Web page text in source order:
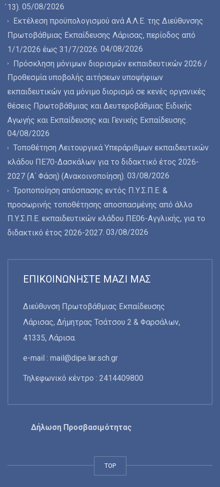
́13). 05/08/2026
Εκτέλεση προϋπολογισμού ανά Α.Λ.Ε. της Διεύθυνσης
Πρωτοβάθμιας Εκπαίδευσης Λάρισας, περίοδος από
1/1/2026 έως 31/7/2026. 04/08/2026
Πρόσκληση μόνιμων διορισμών εκπαιδευτικών 2026 /
Προθεσμία υποβολής αιτήσεων υποψήφιων
εκπαιδευτικών για μόνιμο διορισμό σε κενές οργανικές
θέσεις Πρωτοβάθμιας και Δευτεροβάθμιας Ειδικής
Αγωγής και Εκπαίδευσης και Γενικής Εκπαίδευσης.
04/08/2026
Τοποθέτηση Λειτουργικά Υπεράριθμων εκπαιδευτικών
κλάδου ΠΕ70-Δασκάλων για το διδακτικό έτος 2026-
2027 (Α΄ Φάση) (Ανακοινοποίηση). 03/08/2026
Τροποποίηση απόσπασης εντός Π.Υ.Σ.Π.Ε. &
προσωρινής τοποθέτησης αποσπασμένης από άλλο
Π.Υ.Σ.Π.Ε. εκπαιδευτικών κλάδου ΠΕ06-Αγγλικής, για το
διδακτικό έτος 2026-2027. 03/08/2026
ΕΠΙΚΟΙΝΩΝΉΣΤΕ ΜΑΖΊ ΜΑΣ
Διεύθυνση Πρωτοβάθμιας Εκπαίδευσης
Λάρισας, Δήμητρας Τσάτσου 2 & Φαρσάλων,
41335, Λάρισα.
e-mail : mail@dipe.lar.sch.gr
Τηλεφωνικό κέντρο : 2414409800
Δήλωση Προσβασιμότητας
TOP